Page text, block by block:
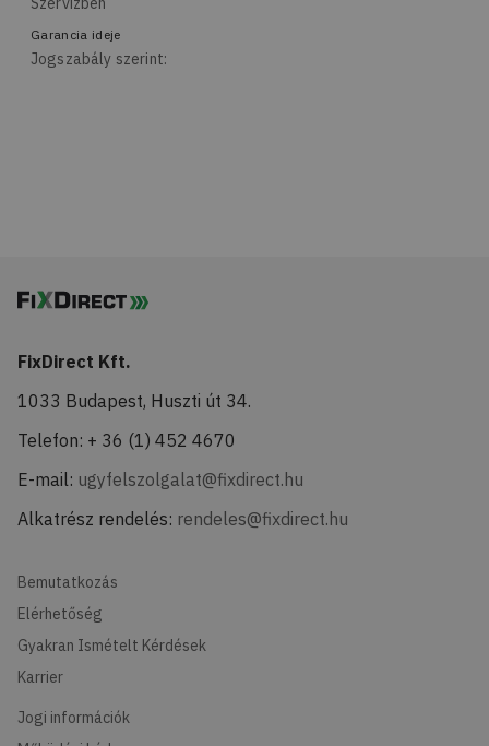
Garancia ideje
Jogszabály szerint:
FixDirect Kft.
1033 Budapest, Huszti út 34.
Telefon: + 36 (1) 452 4670
E-mail: ugyfelszolgalat@fixdirect.hu
Alkatrész rendelés: rendeles@fixdirect.hu
Bemutatkozás
Elérhetőség
Gyakran Ismételt Kérdések
Karrier
Jogi információk